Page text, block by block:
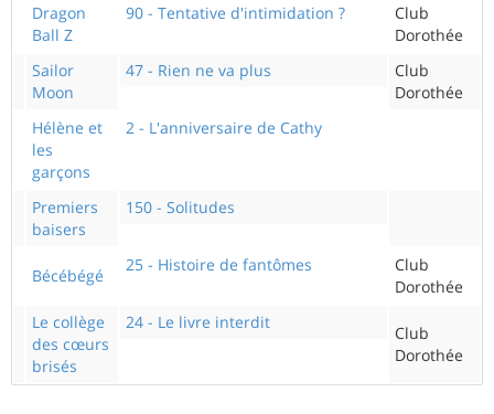
Dragon
Ball Z
90 - Tentative d'intimidation ?
Club
Dorothée
Sailor
Moon
47 - Rien ne va plus
Club
Dorothée
Hélène et
les
garçons
2 - L'anniversaire de Cathy
Premiers
baisers
150 - Solitudes
Bécébégé
25 - Histoire de fantômes
Club
Dorothée
Le collège
des cœurs
brisés
24 - Le livre interdit
Club
Dorothée